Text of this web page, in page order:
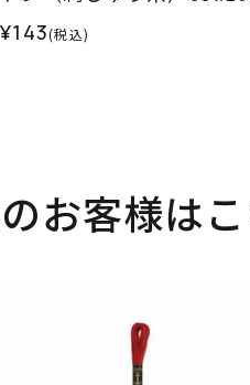
¥143(税込)
お客様は